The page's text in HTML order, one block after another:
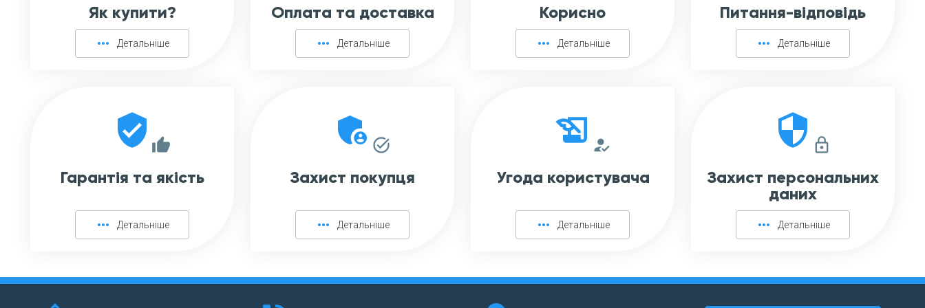
Як купити?
more_horiz Детальніше
Оплата та доставка
more_horiz Детальніше
Корисно
more_horiz Детальніше
Питання-відповідь
more_horiz Детальніше
verified_user thumb_up
Гарантія та якість
more_horiz Детальніше
admin_panel_settings task_alt
Захист покупця
more_horiz Детальніше
history_edu how_to_reg
Угода користувача
more_horiz Детальніше
security lock_outline
Захист персональних
даних
more_horiz Детальніше